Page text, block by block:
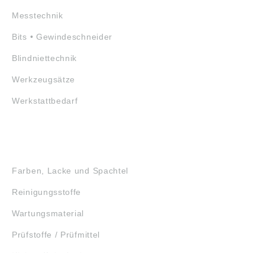
Messtechnik
Bits • Gewindeschneider
Blindniettechnik
Werkzeugsätze
Werkstattbedarf
Farben, Lacke und Spachtel
Reinigungsstoffe
Wartungsmaterial
Prüfstoffe / Prüfmittel